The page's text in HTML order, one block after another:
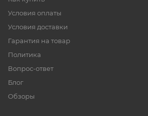
Условия оплаты
Условия доставки
Гарантия на товар
Политика
Вопрос-ответ
Блог
Обзоры